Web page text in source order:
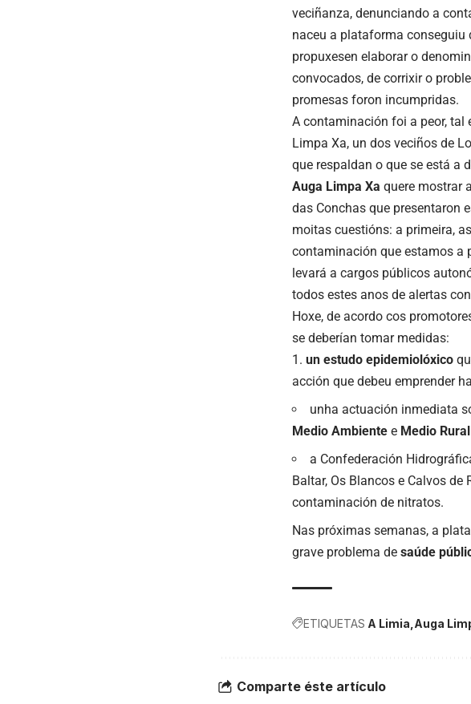
veciñanza, denunciando a
naceu a plataforma conseguiu
propuxesen elaborar o
convocados, de corrixir o
promesas foron incumpridas.
A contaminación foi a peor, tal
Limpa Xa, un dos veciños de
que respaldan o que se está a
Auga Limpa Xa quere mostrar
das Conchas que presentaron
moitas cuestións: a primeira,
contaminación que estamos a
levará a cargos públicos
todos estes anos de alertas
Hoxe, de acordo cos
se deberían tomar medidas:
un estudo epidemiolóxico
acción que debeu emprender
unha actuación inmediata
Medio Ambiente e Medio Rural
a Confederación
Baltar, Os Blancos e Calvos
contaminación de nitratos.
Nas próximas semanas, a
grave problema de saúde
ETIQUETAS A Limia Auga
Comparte éste artículo